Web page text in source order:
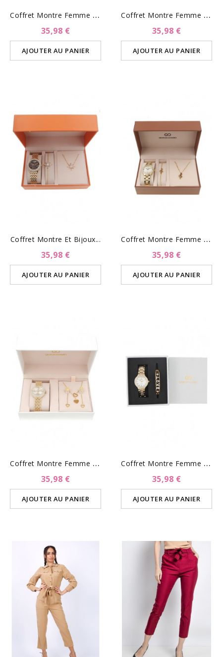
C
Offret Montre Femme Et...
35,98 €
AJOUTER AU PANIER
C
Offret Montre Femme Et...
35,98 €
AJOUTER AU PANIER
Coffret Montre Et Bijoux...
35,98 €
AJOUTER AU PANIER
C
Offret Montre Femme Et...
35,98 €
AJOUTER AU PANIER
C
Offret Montre Femme Et...
35,98 €
AJOUTER AU PANIER
C
Offret Montre Femme Avec...
35,98 €
AJOUTER AU PANIER